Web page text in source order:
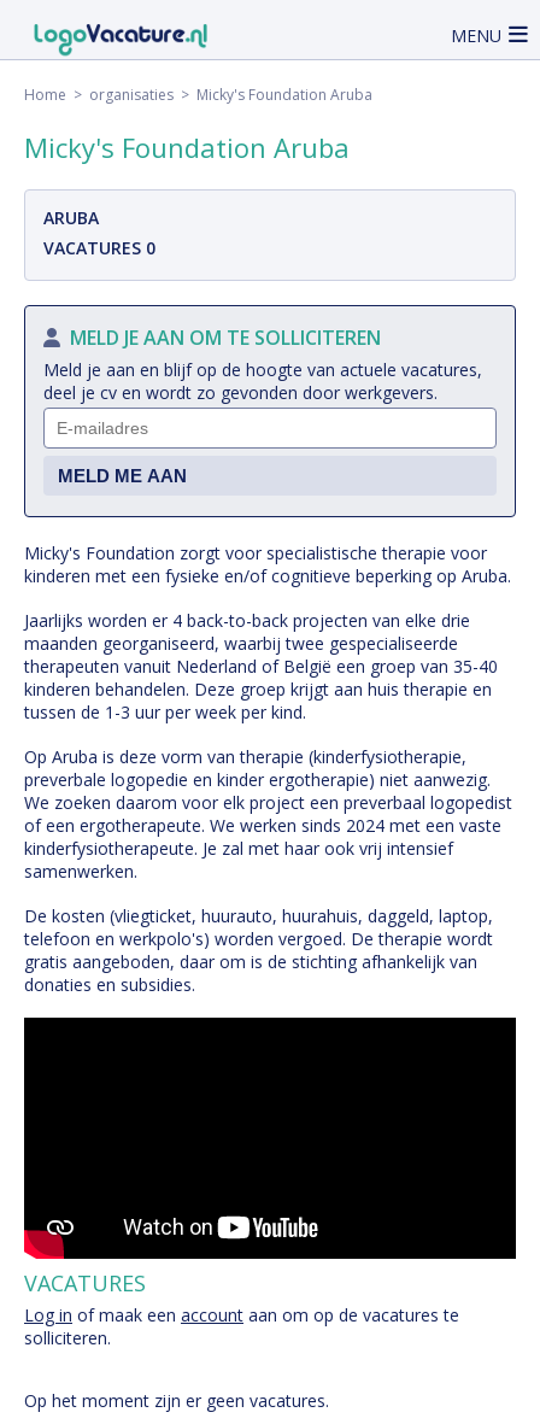
MENU
Home > organisaties > Micky's Foundation Aruba
Micky's Foundation Aruba
ARUBA
VACATURES 0
MELD JE AAN OM TE SOLLICITEREN
Meld je aan en blijf op de hoogte van actuele vacatures,
deel je cv en wordt zo gevonden door werkgevers.
Micky's Foundation zorgt voor specialistische therapie voor
kinderen met een fysieke en/of cognitieve beperking op Aruba.
Jaarlijks worden er 4 back-to-back projecten van elke drie
maanden georganiseerd, waarbij twee gespecialiseerde
therapeuten vanuit Nederland of België een groep van 35-40
kinderen behandelen. Deze groep krijgt aan huis therapie en
tussen de 1-3 uur per week per kind.
Op Aruba is deze vorm van therapie (kinderfysiotherapie,
preverbale logopedie en kinder ergotherapie) niet aanwezig.
We zoeken daarom voor elk project een preverbaal logopedist
of een ergotherapeute. We werken sinds 2024 met een vaste
kinderfysiotherapeute. Je zal met haar ook vrij intensief
samenwerken.
De kosten (vliegticket, huurauto, huurahuis, daggeld, laptop,
telefoon en werkpolo's) worden vergoed. De therapie wordt
gratis aangeboden, daar om is de stichting afhankelijk van
donaties en subsidies.
VACATURES
Log in of maak een account aan om op de vacatures te
solliciteren.
Op het moment zijn er geen vacatures.